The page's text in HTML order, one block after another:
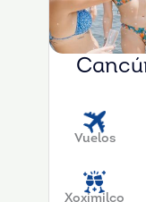
Vuelos
Xoximilco